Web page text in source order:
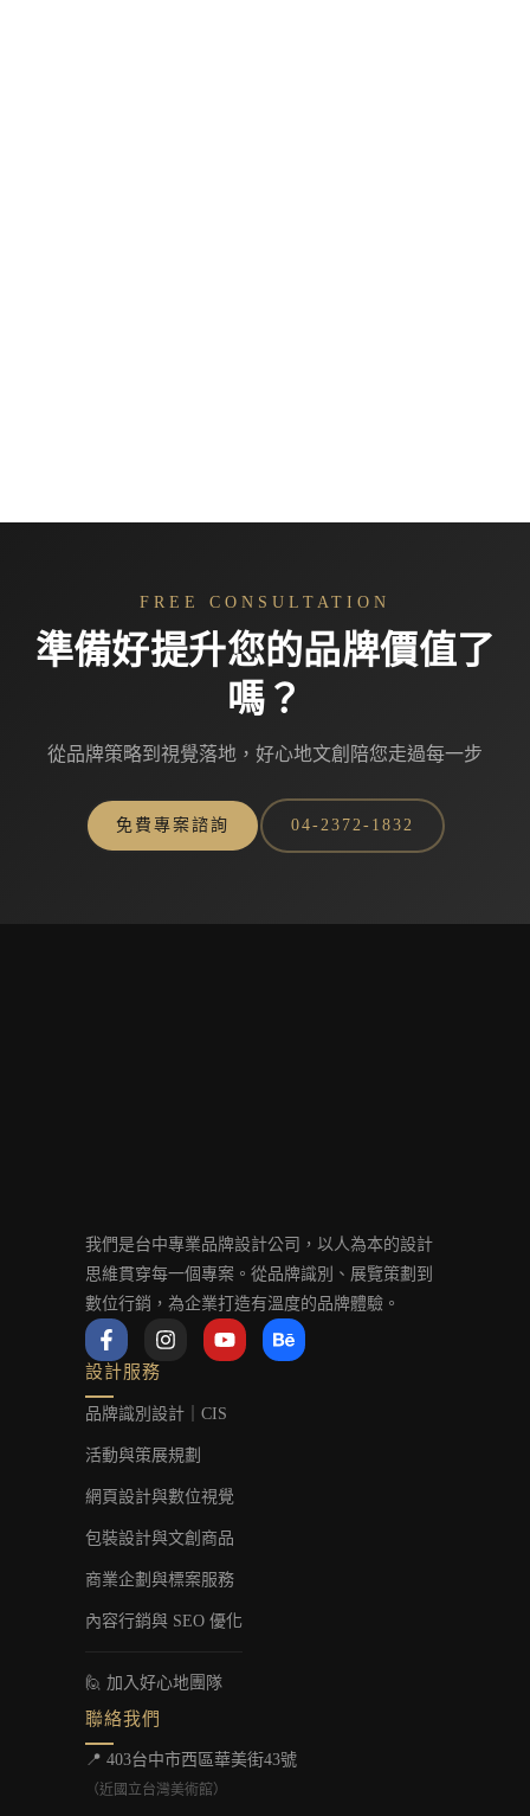
FREE CONSULTATION
準備好提升您的品牌價值了
嗎？
從品牌策略到視覺落地，好心地文創陪您走過每一步
免費專案諮詢 04-2372-1832
我們是台中專業品牌設計公司，以人為本的設計
思維貫穿每一個專案。從品牌識別、展覽策劃到
數位行銷，為企業打造有溫度的品牌體驗。
F
a
c
e
b
o
-
I
n
a
r
m
Y
o
u
B
e
設計服務
品牌識別設計｜CIS
活動與策展規劃
網頁設計與數位視覺
包裝設計與文創商品
商業企劃與標案服務
內容行銷與 SEO 優化
🙋 加入好心地團隊
聯絡我們
📍 403台中市西區華美街43號
（近國立台灣美術館）